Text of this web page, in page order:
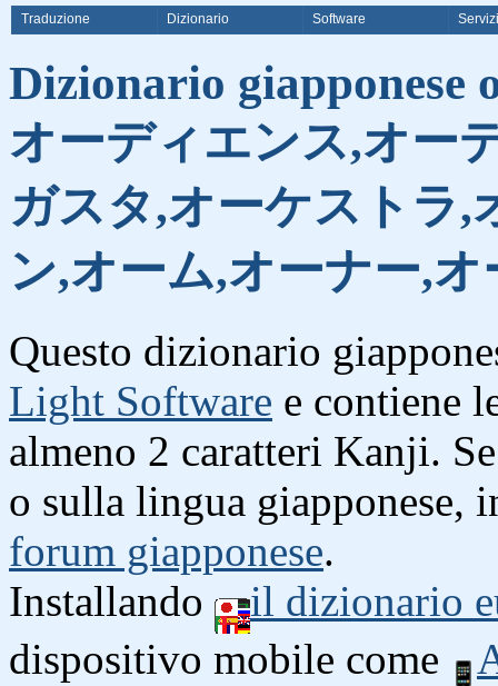
Traduzione Dizionario Software Servizi
Dizionario giapponese
オーディエンス,オー
ガスタ,オーケストラ,
ン,オーム,オーナー,オ
Questo dizionario
Light Software e contiene
almeno 2 caratteri Kanji.
o sulla lingua giapponese,
forum giapponese.
Installando
il dizionario
dispositivo mobile come